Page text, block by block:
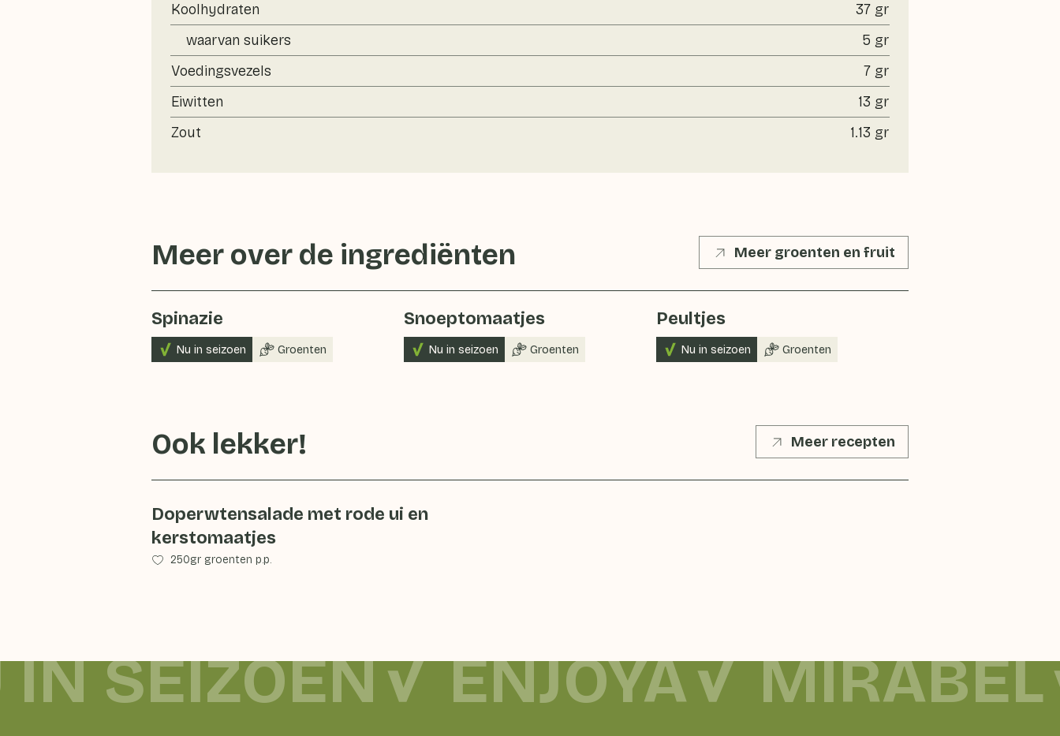
Koolhydraten
37 gr
waarvan suikers
5 gr
Voedingsvezels
7 gr
Eiwitten
13 gr
Zout
1.13 gr
Meer over de ingrediënten Meer groenten en fruit
Spinazie
Nu in seizoen Groenten
Snoeptomaatjes
Nu in seizoen Groenten
Peultjes
Nu in seizoen Groenten
Ook lekker! Meer recepten
Doperwtensalade met rode ui en
kerstomaatjes
250gr groenten p.p.
SEIZOEN ENJOYA MIRABEL